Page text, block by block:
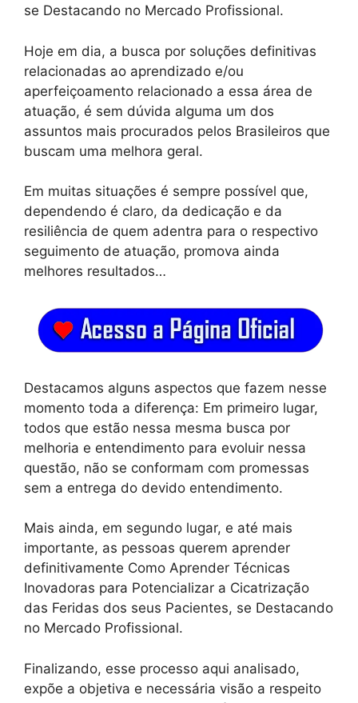
se Destacando no Mercado Profissional.
Hoje em dia, a busca por soluções definitivas
relacionadas ao aprendizado e/ou
aperfeiçoamento relacionado a essa área de
atuação, é sem dúvida alguma um dos
assuntos mais procurados pelos Brasileiros que
buscam uma melhora geral.
Em muitas situações é sempre possível que,
dependendo é claro, da dedicação e da
resiliência de quem adentra para o respectivo
seguimento de atuação, promova ainda
melhores resultados…
Destacamos alguns aspectos que fazem nesse
momento toda a diferença: Em primeiro lugar,
todos que estão nessa mesma busca por
melhoria e entendimento para evoluir nessa
questão, não se conformam com promessas
sem a entrega do devido entendimento.
Mais ainda, em segundo lugar, e até mais
importante, as pessoas querem aprender
definitivamente Como Aprender Técnicas
Inovadoras para Potencializar a Cicatrização
das Feridas dos seus Pacientes, se Destacando
no Mercado Profissional.
Finalizando, esse processo aqui analisado,
expõe a objetiva e necessária visão a respeito